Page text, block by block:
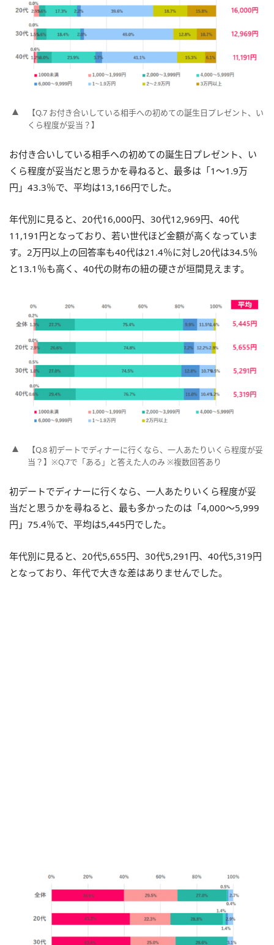
【Q.7 お付き合いしている相手への初めての誕生日プレゼント、い
くら程度が妥当？】
お付き合いしている相手への初めての誕生日プレゼント、い
くら程度が妥当だと思うかを尋ねると、最多は「1～1.9万
円」43.3％で、平均は13,166円でした。
年代別に見ると、20代16,000円、30代12,969円、40代
11,191円となっており、若い世代ほど金額が高くなっていま
す。2万円以上の回答率も40代は21.4％に対し20代は34.5％
と13.1％も高く、40代の財布の紐の硬さが垣間見えます。
【Q.8 初デートでディナーに行くなら、一人あたりいくら程度が妥
当？】※Q.7で「ある」と答えた人のみ ※複数回答あり
初デートでディナーに行くなら、一人あたりいくら程度が妥
当だと思うかを尋ねると、最も多かったのは「4,000～5,999
円」75.4％で、平均は5,445円でした。
年代別に見ると、20代5,655円、30代5,291円、40代5,319円
となっており、年代で大きな差はありませんでした。